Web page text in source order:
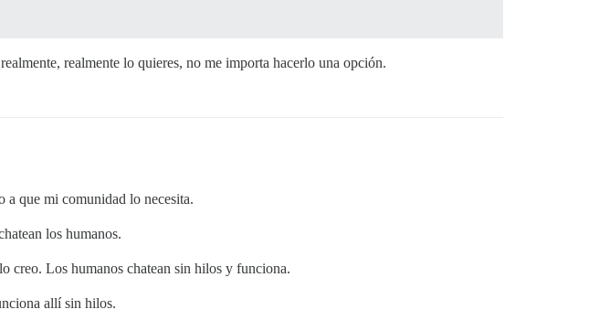
realmente lo quieres, no me importa hacerlo una opción.
a que mi comunidad lo necesita.
los humanos.
creo. Los humanos chatean sin hilos y funciona.
allí sin hilos.